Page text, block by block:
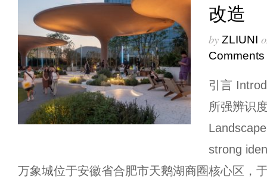
改造
by ZLIUNI
Comments
引言
所强辨识
strong
万象城位于安徽省合肥市天鹅湖商圈核心区，